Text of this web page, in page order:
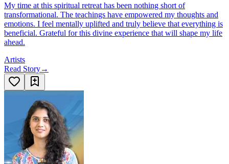
My time at this spiritual retreat has been nothing short of
transformational. The teachings have empowered my thoughts and
emotions. I feel mentally uplifted and truly believe that everything is
beneficial. Grateful for this divine experience that will shape my life
ahead.
Artists
Read Story→